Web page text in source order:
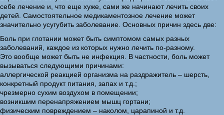
себе лечение и, что еще хуже, сами же начинают лечить своих
детей. Самостоятельное медикаментозное лечение может
значительно усугубить заболевание. Основных причин здесь две:
Боль при глотании может быть симптомом самых разных
заболеваний, каждое из которых нужно лечить по-разному.
Это вообще может быть не инфекция. В частности, боль может
вызываться следующими причинами:
аллергической реакцией организма на раздражитель – шерсть,
конкретный продукт питания, запах и т.д.;
чрезмерно сухим воздухом в помещении;
возникшим перенапряжением мышц гортани;
физическим повреждением – наколом, царапиной и т.д.